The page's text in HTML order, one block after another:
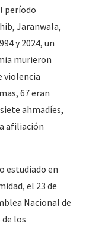
período
Jaranwala,
y 2024, un
murieron
violencia
67 eran
ahmadíes,
afiliación
estudiado en
el 23 de
Nacional de
los